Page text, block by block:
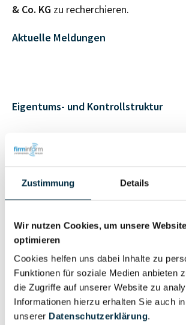
Zustimmung Details
Wir nutzen Cookies, um unsere
optimieren
Cookies helfen uns dabei Inhalte zu
Funktionen für soziale Medien anbieten
die Zugriffe auf unserer Website zu
Informationen hierzu erhalten Sie auch in
unserer Datenschutzerklärung.
& Co. KG zu recherchieren.
Aktuelle Meldungen
Eigentums- und Kontrollstruktur
Gesellschafterstruktur
Unternehmensnetzwerk
Wirtschaftlich
Berechtigten Pfad
anfragen